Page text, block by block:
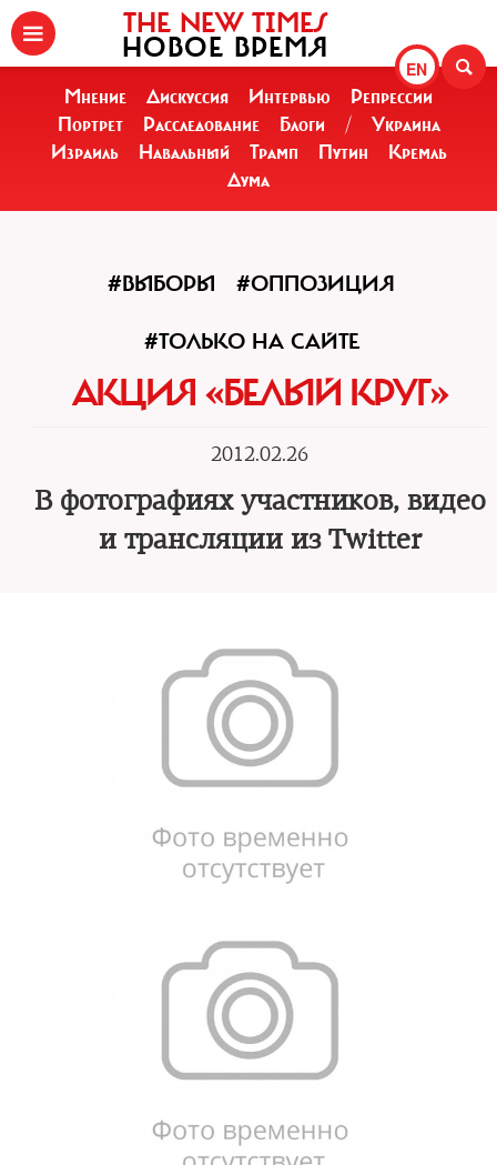
EN
THE NEW TIMES
НОВОЕ ВРЕМЯ
Мнение Дискуссия Интервью
Репрессии
Портрет
Расследование Блоги /
Украина
Израиль
Навальный Трамп Путин
Кремль
Дума
#ВЫБОРЫ #ОППОЗИЦИЯ
#ТОЛЬКО НА САЙТЕ
АКЦИЯ «БЕЛЫЙ КРУГ»
2012.02.26
В фотографиях участников, видео
и трансляции из Twitter